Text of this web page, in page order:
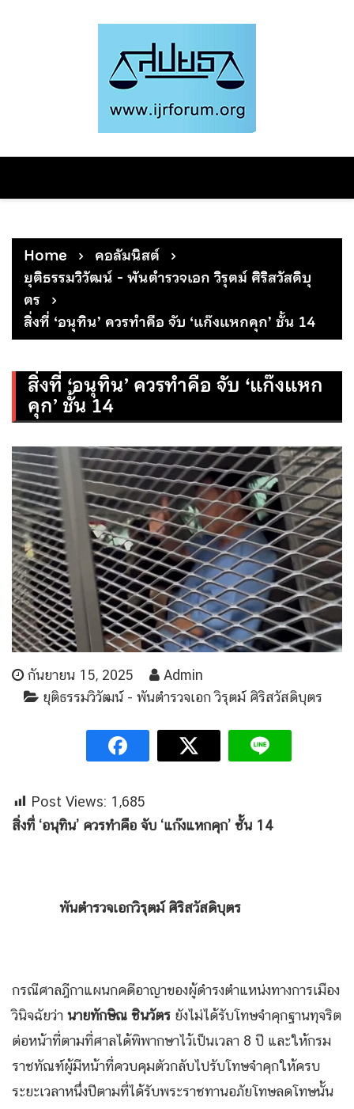
Home
คอลัมนิสต์
ยุติธรรมวิวัฒน์ - พันตำรวจเอก วิรุตม์ ศิริสวัสดิบุ
ตร
สิ่งที่ ‘อนุทิน’ ควรทำคือ จับ ‘แก๊งแหกคุก’ ชั้น 14
สิ่งที่ ‘อนุทิน’ ควรทำคือ จับ ‘แก๊งแหก
คุก’ ชั้น 14
กันยายน 15, 2025
Admin
ยุติธรรมวิวัฒน์ - พันตำรวจเอก วิรุตม์ ศิริสวัสดิบุตร
Post Views: 1,685
สิ่งที่ ‘อนุทิน’ ควรทำคือ จับ ‘แก๊งแหกคุก’ ชั้น 14
พันตำรวจเอกวิรุตม์ ศิริสวัสดิบุตร
กรณีศาลฎีกาแผนกคดีอาญาของผู้ดำรงตำแหน่งทางการเมือง
วินิจฉัยว่า นายทักษิณ ชินวัตร ยังไม่ได้รับโทษจำคุกฐานทุจริต
ต่อหน้าที่ตามที่ศาลได้พิพากษาไว้เป็นเวลา 8 ปี และให้กรม
ราชทัณฑ์ผู้มีหน้าที่ควบคุมตัวกลับไปรับโทษจำคุกให้ครบ
ระยะเวลาหนึ่งปีตามที่ได้รับพระราชทานอภัยโทษลดโทษนั้น